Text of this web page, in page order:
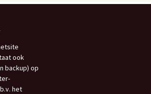
ook
backup) op
het